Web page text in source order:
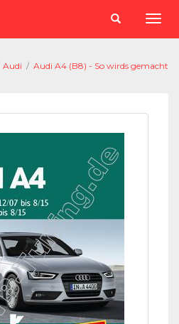
Audi / Audi A4 (B8) - So wirds gemacht